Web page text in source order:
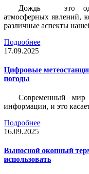
Дождь — это
атмосферных явлений,
различные аспекты
Подробнее
17.09.2025
Цифровые
погоды
Современный мир
информации, и это
Подробнее
16.09.2025
Выносной оконный
использовать